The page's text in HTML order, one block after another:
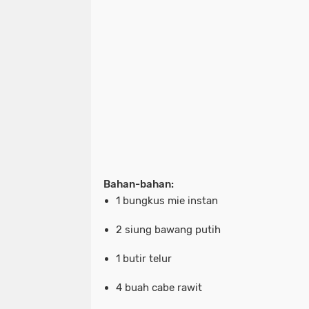
Bahan-bahan:
1 bungkus mie instan
2 siung bawang putih
1 butir telur
4 buah cabe rawit